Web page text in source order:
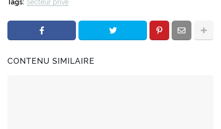
Tags: secteur privé
CONTENU SIMILAIRE